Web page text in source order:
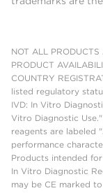
NOT ALL
PRODUCT
COUNTRY
listed regulatory
IVD: In Vitro
Vitro Diagnostic
reagents are labeled
performance
Products intended
In Vitro Diagnostic
may be CE marked